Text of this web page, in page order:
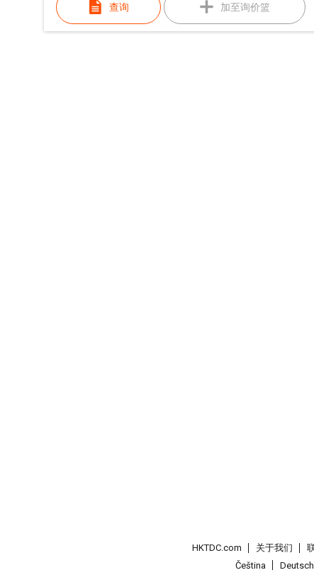
查询 加至询价篮
HKTDC.com 关于我们
Čeština
Deutsch